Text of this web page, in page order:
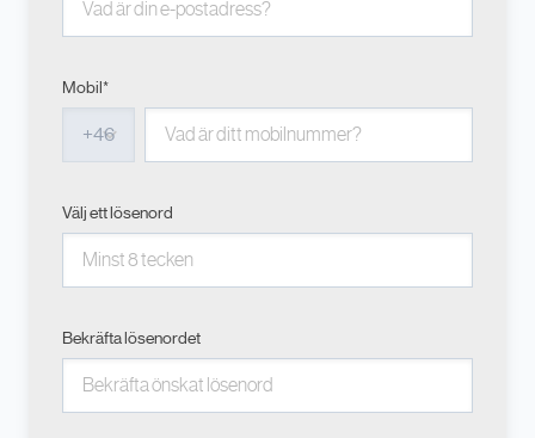
Mobil*
Välj ett lösenord
Bekräfta lösenordet